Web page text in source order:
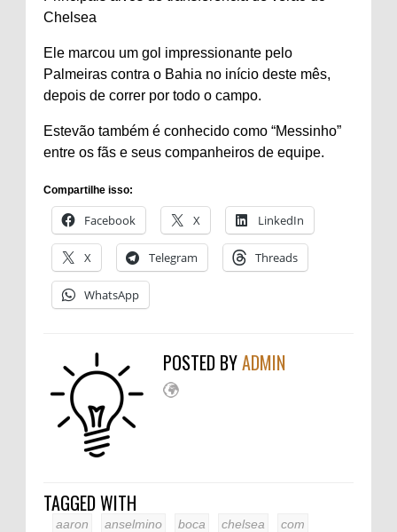
Chelsea
Ele marcou um gol impressionante pelo
Palmeiras contra o Bahia no início deste mês,
depois de correr por todo o campo.
Estevão também é conhecido como “Messinho”
entre os fãs e seus companheiros de equipe.
Compartilhe isso:
Facebook X LinkedIn
X Telegram Threads
WhatsApp
POSTED BYADMIN
TAGGED WITH
aaron anselmino boca chelsea
com